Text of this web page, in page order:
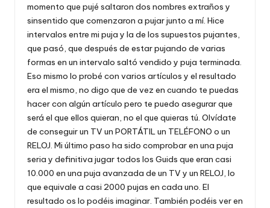
momento que pujé saltaron dos nombres extraños y
sinsentido que comenzaron a pujar junto a mí. Hice
intervalos entre mi puja y la de los supuestos pujantes,
que pasó, que después de estar pujando de varias
formas en un intervalo saltó vendido y puja terminada.
Eso mismo lo probé con varios artículos y el resultado
era el mismo, no digo que de vez en cuando te puedas
hacer con algún artículo pero te puedo asegurar que
será el que ellos quieran, no el que quieras tú. Olvídate
de conseguir un TV un PORTÁTIL un TELÉFONO o un
RELOJ. Mi último paso ha sido comprobar en una puja
seria y definitiva jugar todos los Guids que eran casi
10.000 en una puja avanzada de un TV y un RELOJ, lo
que equivale a casi 2000 pujas en cada uno. El
resultado os lo podéis imaginar. También podéis ver en